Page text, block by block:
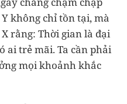
không chỉ tồn tại, mà
rằng: Thời gian là đại
ai trẻ mãi. Ta cần phải
mọi khoảnh khắc